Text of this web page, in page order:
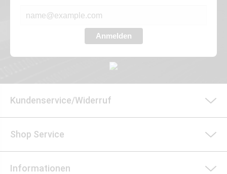
Anmelden
Kundenservice/Widerruf
Shop Service
Informationen